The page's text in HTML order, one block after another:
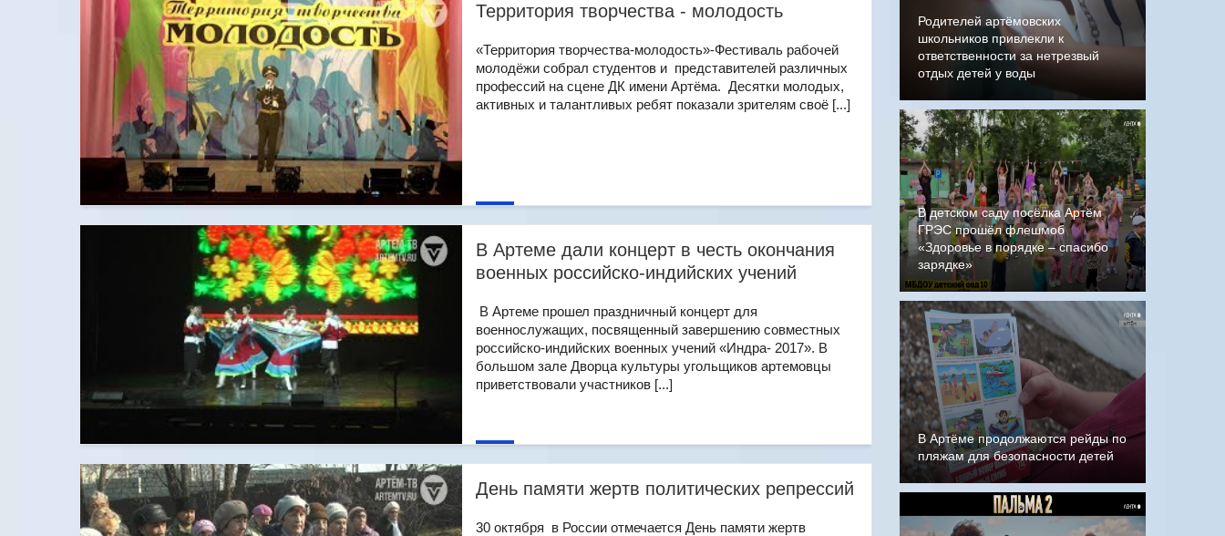
Территория творчества - молодость
«Территория творчества-молодость»-Фестиваль рабочей
молодёжи собрал студентов и представителей различных
профессий на сцене ДК имени Артёма. Десятки молодых,
активных и талантливых ребят показали зрителям своё [...]
В Артеме дали концерт в честь окончания
военных российско-индийских учений
В Артеме прошел праздничный концерт для
военнослужащих, посвященный завершению совместных
российско-индийских военных учений «Индра- 2017». В
большом зале Дворца культуры угольщиков артемовцы
приветствовали участников [...]
День памяти жертв политических репрессий
30 октября в России отмечается День памяти жертв
Родителей артёмовских
школьников привлекли к
ответственности за нетрезвый
отдых детей у воды
В детском саду посёлка Артём
ГРЭС прошёл флешмоб
«Здоровье в порядке – спасибо
зарядке»
В Артёме продолжаются рейды по
пляжам для безопасности детей